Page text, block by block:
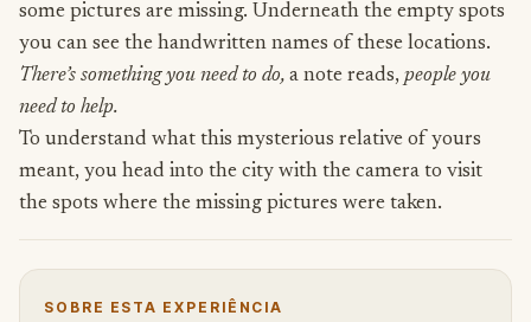
some pictures are missing. Underneath the empty spots
you can see the handwritten names of these locations.
There’s something you need to do, a note reads, people you
need to help.
To understand what this mysterious relative of yours
meant, you head into the city with the camera to visit
the spots where the missing pictures were taken.
SOBRE ESTA EXPERIÊNCIA